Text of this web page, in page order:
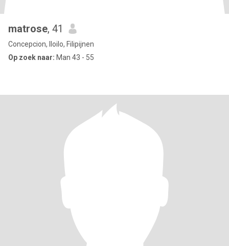
matrose, 41
Concepcion, Iloilo, Filipijnen
Op zoek naar: Man 43 - 55